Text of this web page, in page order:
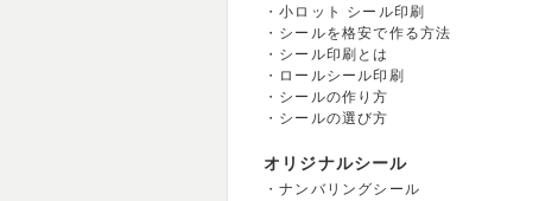
小ロット シール印刷
シールを格安で作る方法
シール印刷とは
ロールシール印刷
シールの作り方
シールの選び方
オリジナルシール
ナンバリングシール